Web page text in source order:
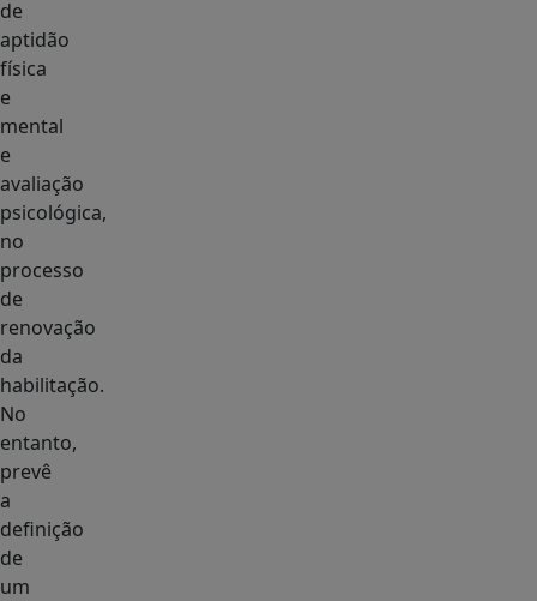
de
aptidão
física
e
mental
e
avaliação
psicológica,
no
processo
de
renovação
da
habilitação.
No
entanto,
prevê
a
definição
de
um